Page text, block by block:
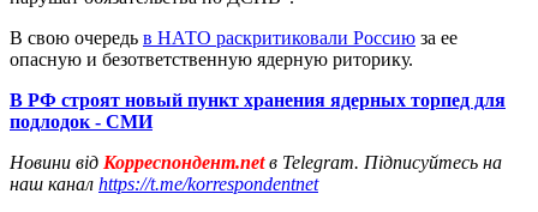
В свою очередь в НАТО раскритиковали Россию за ее
опасную и безответственную ядерную риторику.
В РФ строят новый пункт хранения ядерных торпед для
подлодок - СМИ
Новини від Корреспондент.netв Telegram. Підписуйтесь на
наш канал https://t.me/korrespondentnet